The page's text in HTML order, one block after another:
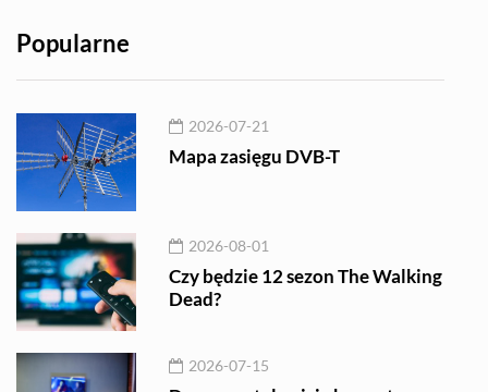
Popularne
2026-07-21
Mapa zasięgu DVB-T
2026-08-01
Czy będzie 12 sezon The Walking
Dead?
2026-07-15